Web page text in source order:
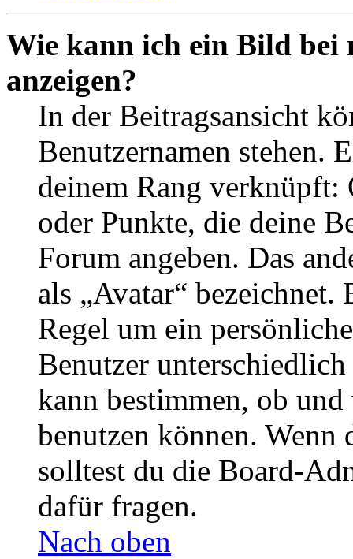
Wie kann ich ein Bild bei
anzeigen?
In der Beitragsansicht
Benutzernamen stehen.
deinem Rang verknüpft:
oder Punkte, die deine
Forum angeben. Das
als „Avatar“
Regel um ein
Benutzer
kann bestimmen, ob
benutzen können. Wenn
solltest du die Board-
dafür fragen.
Nach oben